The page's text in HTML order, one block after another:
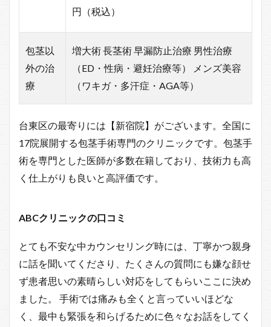
円（税込）
包茎以
外の治
療
増大術 長茎術 早漏防止治療 男性治療
（ED・性病・避妊治療等） メンズ美容
（ワキガ・多汗症・AGA等）
台東区の最寄りには【新宿院】がございます。全国に
17院展開する包茎手術専門のクリニックです。包茎手
術を専門とした医師が多数在籍しており、技術力も高
く仕上がりも良いと高評価です。
ABCクリニックの口コミ
とても不安な中カウンセリング時には、丁寧かつ親身
に話を聞いてくださり、たくさんの質問にも嫌な顔せ
ず患者思いの素晴らしい対応をしてもらいここに決め
ました。 手術では痛みも全くと言っていいほどな
く、最中も緊張を和らげるために色々なお話をしてく